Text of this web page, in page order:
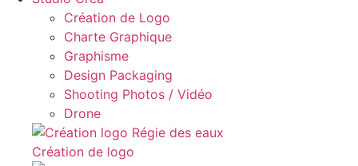
Création de Logo
Charte Graphique
Graphisme
Design Packaging
Shooting Photos / Vidéo
Drone
Création de logo